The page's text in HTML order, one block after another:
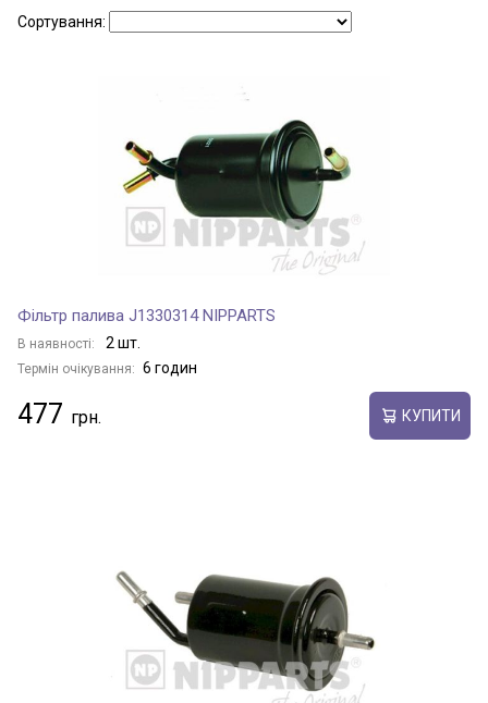
Показати всі марки
Сортування:
Фільтр палива J1330314 NIPPARTS
В наявності: 2 шт.
Термін очікування: 6 годин
477 КУПИТИ